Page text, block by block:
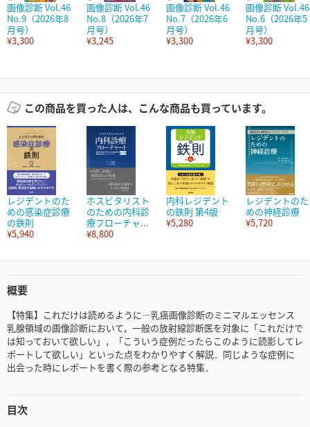
画像診断 Vol.46
No.9（2026年8
月号）
¥3,300
画像診断 Vol.46
No.8（2026年7
月号）
¥3,245
画像診断 Vol.46
No.7（2026年6
月号）
¥3,300
画像診断 Vol.46
No.6（2026年5
月号）
¥3,300
この商品を買った人は、こんな商品も買っています。
レジデントのた
めの感染症診療
の鉄則
¥5,940
ホスピタリスト
のための内科診
療フローチャ...
¥8,800
内科レジデント
の鉄則 第4版
¥5,280
レジデントのた
めの神経診療
¥5,720
概要
【特集】これだけは読めるように―乳癌画像診断のミニマルエッセンス
乳腺領域の画像診断において，一般の放射線診断医を対象に「これだけで
は知っておいて欲しい」，「こういう症例だったらこのように読影してレ
ポートして欲しい」といった点をわかりやすく解説．同じような症例に
出会った時にレポートを書く際の参考となる特集．
目次